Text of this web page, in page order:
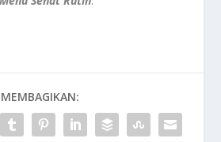
MEMBAGIKAN: